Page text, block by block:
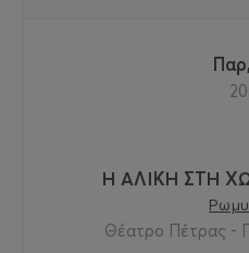
Η ΑΛΙΚΗ ΣΤΗ
Θέατρο Πέτρας -